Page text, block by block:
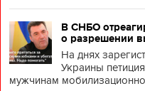
В СНБО
о разрешении
На днях
Украины
мужчинам